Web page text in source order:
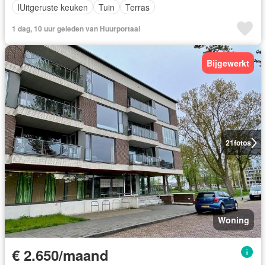
IUitgeruste keuken
Tuin Terras
1 dag, 10 uur geleden van Huurportaal
21fotos
Bijgewerkt
Woning
€ 2.650/maand